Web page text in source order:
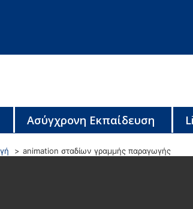
Ασύγχρονη Εκπαίδευση
animation σταδίων γραμμής παραγωγής